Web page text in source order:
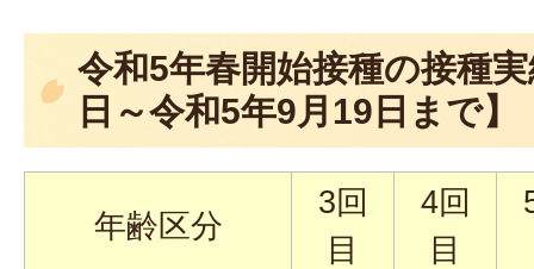
令和5年春開始接種の接種
日～令和5年9月19日まで】
年齢区分
3回
目
4回
目